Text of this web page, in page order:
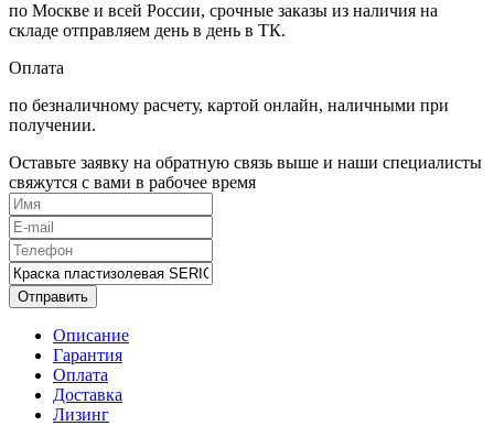
по Москве и всей России, срочные заказы из наличия на
складе отправляем день в день в ТК.
Оплата
по безналичному расчету, картой онлайн, наличными при
получении.
Оставьте заявку на обратную связь выше и наши специалисты
свяжутся с вами в рабочее время
Отправить
Описание
Гарантия
Оплата
Доставка
Лизинг